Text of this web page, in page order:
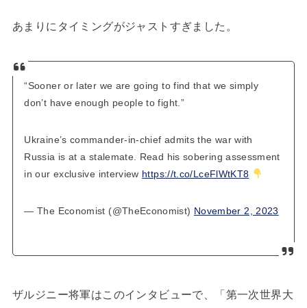
あまりにタイミングがジャストすぎました。
“Sooner or later we are going to find that we simply
don’t have enough people to fight.”
Ukraine’s commander-in-chief admits the war with
Russia is at a stalemate. Read his sobering assessment
in our exclusive interview https://t.co/LceFlWtKT8
— The Economist (@TheEconomist) November 2, 2023
ザルジニー将軍はこのインタビューで、「第一次世界大